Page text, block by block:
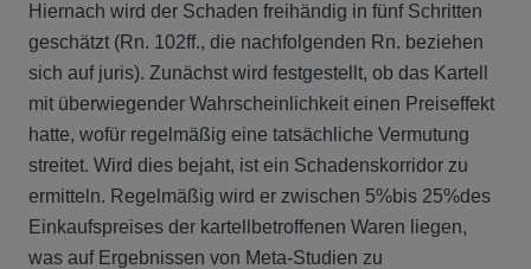
Hiernach wird der Schaden freihändig in fünf Schritten
geschätzt (Rn. 102ff., die nachfolgenden Rn. beziehen
sich auf juris). Zunächst wird festgestellt, ob das Kartell
mit überwiegender Wahrscheinlichkeit einen Preiseffekt
hatte, wofür regelmäßig eine tatsächliche Vermutung
streitet. Wird dies bejaht, ist ein Schadenskorridor zu
ermitteln. Regelmäßig wird er zwischen 5%bis 25%des
Einkaufspreises der kartellbetroffenen Waren liegen,
was auf Ergebnissen von Meta-Studien zu